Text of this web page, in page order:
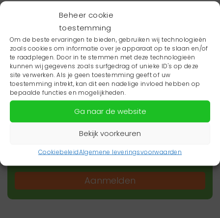
Beheer cookie
toestemming
Om de beste ervaringen te bieden, gebruiken wij technologieën
zoals cookies om informatie over je apparaat op te slaan en/of
te raadplegen. Door in te stemmen met deze technologieën
kunnen wij gegevens zoals surfgedrag of unieke ID's op deze
site verwerken. Als je geen toestemming geeft of uw
toestemming intrekt, kan dit een nadelige invloed hebben op
bepaalde functies en mogelijkheden.
Ga naar de website
Bekijk voorkeuren
CookiebeleidAlgemene leveringsvoorwaarden
Wil je niets missen?
Wil je op de hoogte blijven van het laatste
zorgnieuws in jouw regio? Schrijf je dan in voor
onze nieuwsbrief.
Aanmelden